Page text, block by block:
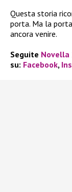
Questa storia
porta. Ma la
ancora venire.
Seguite Novella
su: Facebook,